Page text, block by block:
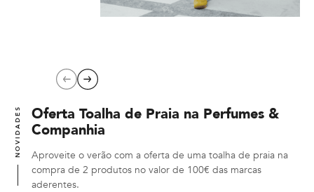
Previous
Next
NOVIDADES
Oferta Toalha de Praia na Perfumes &
Companhia
Aproveite o verão com a oferta de uma toalha de praia na
compra de 2 produtos no valor de 100€ das marcas
aderentes.